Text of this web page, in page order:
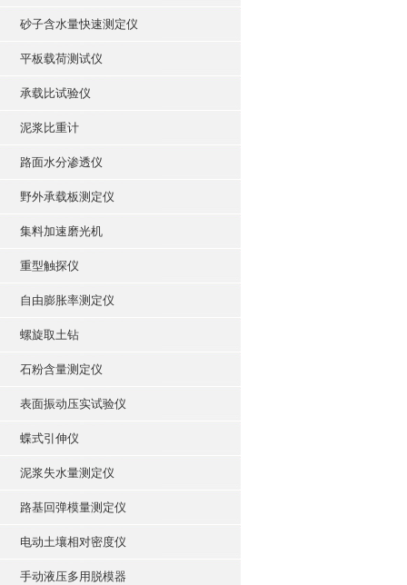
砂子含水量快速测定仪
平板载荷测试仪
承载比试验仪
泥浆比重计
路面水分渗透仪
野外承载板测定仪
集料加速磨光机
重型触探仪
自由膨胀率测定仪
螺旋取土钻
石粉含量测定仪
表面振动压实试验仪
蝶式引伸仪
泥浆失水量测定仪
路基回弹模量测定仪
电动土壤相对密度仪
手动液压多用脱模器